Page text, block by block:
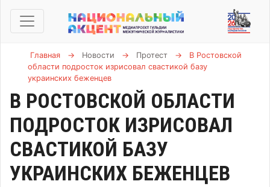
Главная → Новости → Протест →
В Ростовской
области подросток изрисовал свастикой базу
украинских беженцев
В РОСТОВСКОЙ ОБЛАСТИ
ПОДРОСТОК ИЗРИСОВАЛ
СВАСТИКОЙ БАЗУ
УКРАИНСКИХ БЕЖЕНЦЕВ